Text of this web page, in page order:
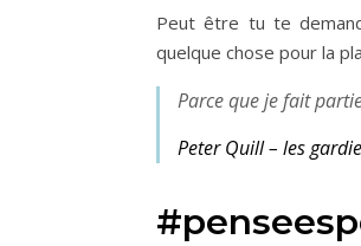
Peut être tu te
quelque chose pour la
Parce que je fait
Peter Quill – les